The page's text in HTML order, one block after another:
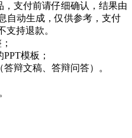
，支付前请仔细确认，结果由
自动生成，仅供参考，支付
支持退款。
模板；
辩文稿、答辩问答）。